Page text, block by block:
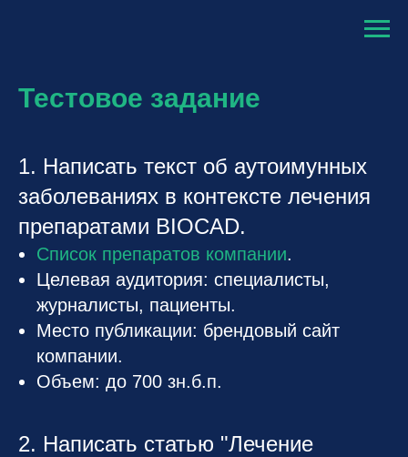
Тестовое задание
1. Написать текст об аутоимунных
заболеваниях в контексте лечения
препаратами BIOCAD.
Список препаратов компании.
Целевая аудитория: специалисты,
журналисты, пациенты.
Место публикации: брендовый сайт
компании.
Объем: до 700 зн.б.п.
2. Написать статью "Лечение